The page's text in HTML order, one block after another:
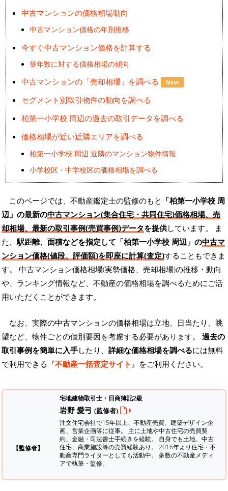
中古マンションの価格相場動向
中古マンション価格の年別推移
今すぐ中古マンション価格を計算する
築年数に対する価格相場の傾向
中古マンションの「売却相場」を調べる New
セグメント別取引物件の動向を調べる
柏第一小学校 周辺の過去の取引データを調べる
価格相場が近い近隣エリアを調べる
柏第一小学校 周辺 近隣のマンション物件情報
小学校区・中学校区の価格相場を調べる
このページでは、不動産鑑定士の監修のもと 「柏第一小学校 周
辺」の最新の中古マンション(集合住宅・共同住宅)価格相場、売
却相場、最新の取引事例(売買事例)データを提供しています。 ま
た、駅距離、面積などを指定して「柏第一小学校 周辺」の中古マ
ンション価格(値段、評価額)を即座に計算(査定)することもできま
す。 中古マンション価格相場(実勢価格、売却相場)の推移・動向
や、ランキング情報など、不動産の価格相場を調べるためにご活
用いただくことができます。
なお、実際の中古マンションの価格相場は立地、日当たり、眺
望など、物件ごとの個別要因を考慮する必要があります。 過去の
取引事例を簡単に入手したり、 詳細な価格相場を調べるには無料
で利用できる『不動産一括査定サイト 』をご利用ください。
【監修者】
宅地建物取引士・日商簿記2級
岩野 愛弓 (監修者)
注文住宅会社で15年以上、不動産売買、建築デザイン企
画、営業企画等に従事。 主に土地や中古住宅の売買契
約、金融・司法書士手続きを経験。 自身でも土地、中古
住宅、商業施設等の売買経験あり。 2016年より住宅・不
動産専門ライターとしても活動中。 多数の不動産メディ
アで執筆・監修。